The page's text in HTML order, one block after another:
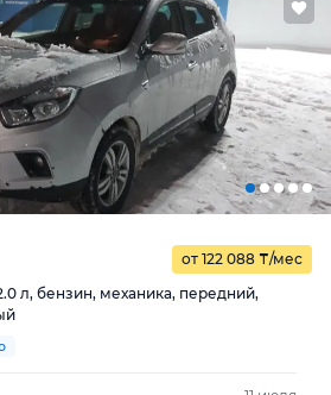
от 122 088 ₸/мес
л, бензин, механика, передний,